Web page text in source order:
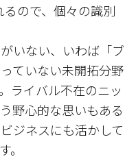
ので、個々の識別
いない、いわば「ブ
ていない未開拓分野
ライバル不在のニッ
野心的な思いもある
ジネスにも活かして